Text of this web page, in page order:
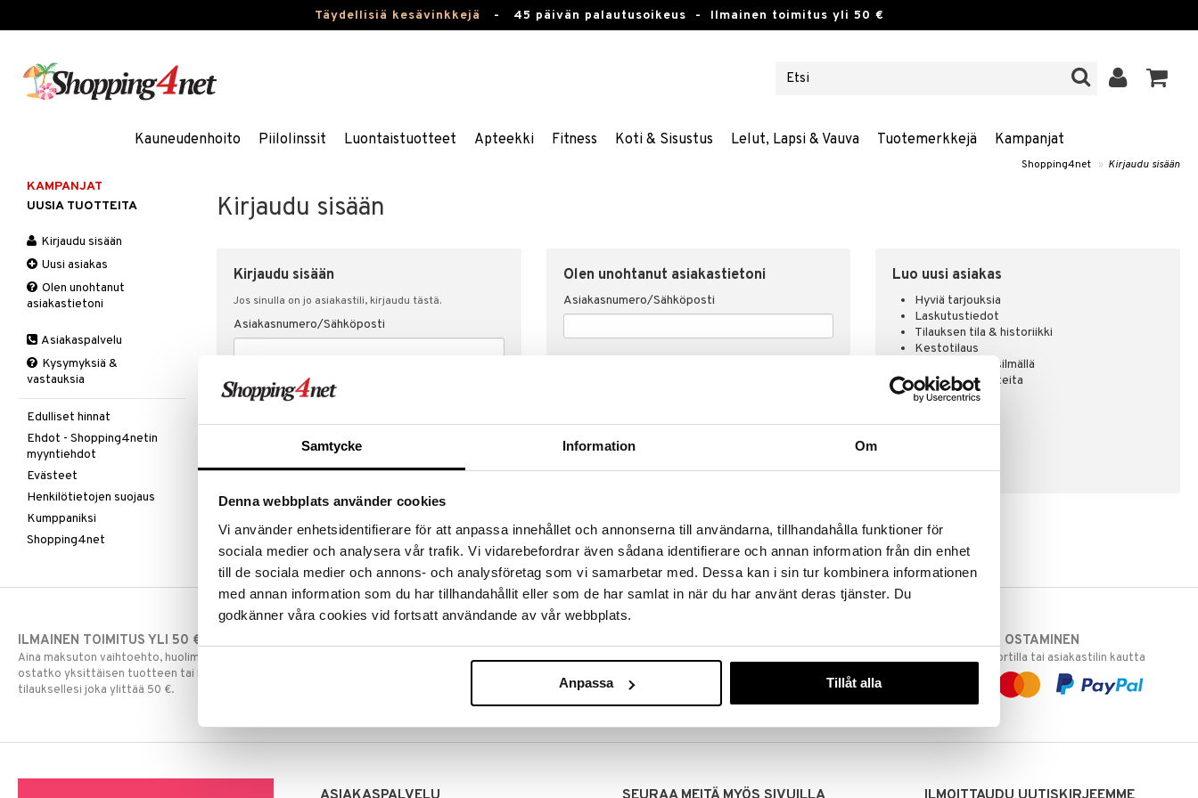
Samtycke Information Om
Denna webbplats använder cookies
Vi använder enhetsidentifierare för att anpassa innehållet och annonserna till användarna, tillhandahålla funktioner för
sociala medier och analysera vår trafik. Vi vidarebefordrar även sådana identifierare och annan information från din enhet
till de sociala medier och annons- och analysföretag som vi samarbetar med. Dessa kan i sin tur kombinera informationen
med annan information som du har tillhandahållit eller som de har samlat in när du har använt deras tjänster. Du
godkänner våra cookies vid fortsatt användande av vår webbplats.
Anpassa Tillåt alla
Täydellisiä kesävinkkejä - 45 päivän palautusoikeus - Ilmainen toimitus yli 50 €
Kauneudenhoito Piilolinssit Luontaistuotteet Apteekki Fitness Koti & Sisustus Lelut, Lapsi & Vauva Tuotemerkkejä Kampanjat
Shopping4net » Kirjaudu sisään
Kirjaudu sisään
Kirjaudu sisään
Jos sinulla on jo asiakastili, kirjaudu tästä.
Asiakasnumero/Sähköposti
Salasana
Olen unohtanut asiakastietoni
Asiakasnumero/Sähköposti
Luo uusi asiakas
Hyviä tarjouksia
Laskutustiedot
Tilauksen tila & historiikki
Kestotilaus
Pidä tuotteita silmällä
Arvostele tuotteita
Toivelistat
KAMPANJAT
UUSIA TUOTTEITA
Kirjaudu sisään
Uusi asiakas
Olen unohtanut
asiakastietoni
Asiakaspalvelu
Kysymyksiä &
vastauksia
Edulliset hinnat
Ehdot - Shopping4netin
myyntiehdot
Evästeet
Henkilötietojen suojaus
Kumppaniksi
Shopping4net
ILMAINEN TOIMITUS YLI 50 €
Aina maksuton vaihtoehto, huolimatta siitä
ostatko yksittäisen tuotteen tai koko
tilauksellesi joka ylittää 50 €.
Ennen kello 13.00 tehdyt tilaukset lähetetään
Ostamalla suuria eriä tuotteita varastoomme
voimme pitää hinnat alhaisina juuri Sinua varten!
Voit olla varma, että teet löytöjä sivuillamme.
TURVALLINEN OSTAMINEN
laskulla, pankkikortilla tai asiakastilin kautta